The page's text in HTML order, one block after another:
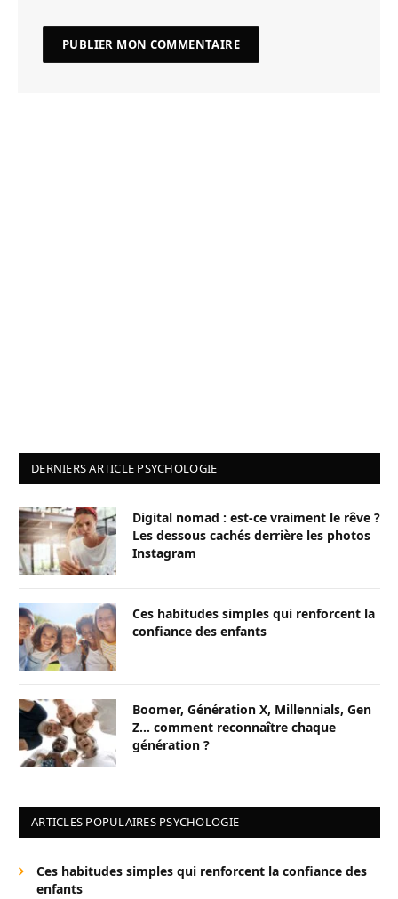
DERNIERS ARTICLE PSYCHOLOGIE
Digital nomad : est-ce vraiment le rêve ?
Les dessous cachés derrière les photos
Instagram
Ces habitudes simples qui renforcent la
confiance des enfants
Boomer, Génération X, Millennials, Gen
Z… comment reconnaître chaque
génération ?
ARTICLES POPULAIRES PSYCHOLOGIE
Ces habitudes simples qui renforcent la confiance des
enfants